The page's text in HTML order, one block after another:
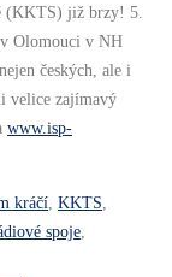
(KKTS) již brzy! 5.
Olomouci v NH
českých, ale i
velice zajímavý
www.isp-
kráčí KKTS
spoje